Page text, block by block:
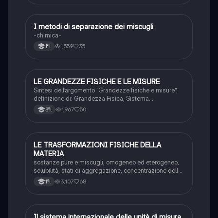
Chimica
I metodi di separazione dei miscugli
-chimica-
1ªl 1,559 35
Chimica
LE GRANDEZZE FISICHE E LE MISURE
Sintesi dell’argomento “Grandezze fisiche e misure”;
definizione di: Grandezza Fisica, Sistema
Internazionale, Unità di Misura, Notazione Scientifica,
Massa, Peso, Temperatura, Calore, Lunghezza e
3ªl 1,967 50
Chimica
LE TRASFORMAZIONI FISICHE DELLA
MATERIA
sostanze pure e miscugli, omogeneo ed eterogeneo,
solubilità, stati di aggregazione, concentrazione delle
soluzioni, metodi di separazione dei miscugli
1ªl 3,107 68
Chimica